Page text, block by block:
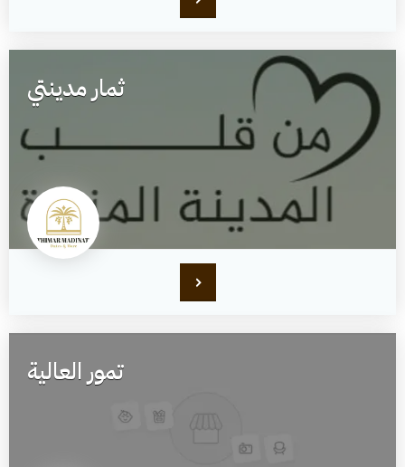
ثمار مدينتي
تمور العالية